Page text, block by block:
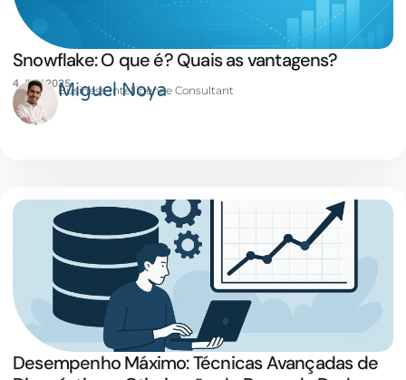
Snowflake: O que é? Quais as vantagens?
4 JUN 2025Miguel Noya
Business Intelligence Consultant
Desempenho Máximo: Técnicas Avançadas de